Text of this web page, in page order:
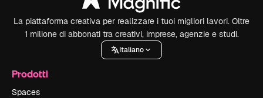
La piattaforma creativa per realizzare i tuoi migliori lavori. Oltre
1 milione di abbonati tra creativi, imprese, agenzie e studi.
Italiano
Prodotti
Spaces